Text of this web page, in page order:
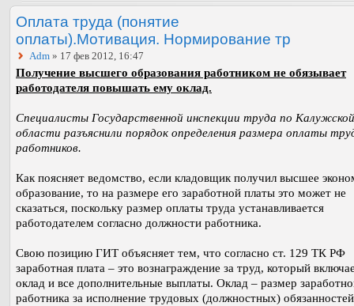
Оплата труда (понятие
оплаты).Мотивация. Нормирование тр
Adm » 17 фев 2012, 16:47
Получение высшего образования работником не обязывает
работодателя повышать ему оклад.
Специалисты Государственной инспекции труда по Калужской
области разъяснили порядок определения размера оплаты
работников.
Как поясняет ведомство, если кладовщик получил высшее
образование, то на размере его заработной платы это может не
сказаться, поскольку размер оплаты труда устанавливается
работодателем согласно должности работника.
Свою позицию ГИТ объясняет тем, что согласно ст. 129 ТК РФ
заработная плата – это вознаграждение за труд, который
оклад и все дополнительные выплаты. Оклад – размер
работника за исполнение трудовых (должностных)